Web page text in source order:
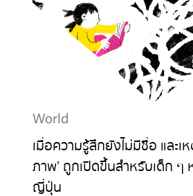
World
เมื่อความรู้สึกยังไม่มีชื่อ และเ
ภาพ’ ถูกเปิดขึ้นสำหรับเด็ก
ญี่ปุ่น